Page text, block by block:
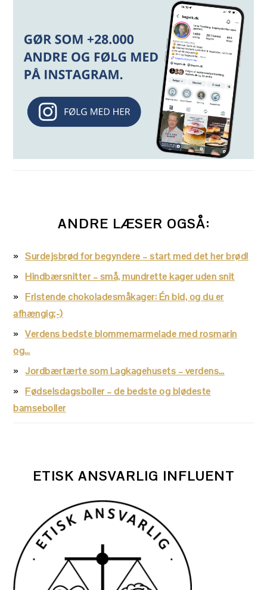
ANDRE LÆSER OGSÅ:
Surdejsbrød for begyndere – start med det her brød!
Hindbærsnitter – små, mundrette kager uden snit
Fristende chokoladesmåkager: Én bid, og du er
afhængig;-)
Verdens bedste blommemarmelade med rosmarin
og…
Jordbærtærte som Lagkagehusets – verdens…
Fødselsdagsboller – de bedste og blødeste
bamseboller
ETISK ANSVARLIG INFLUENT